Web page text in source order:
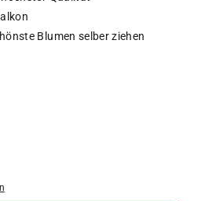
Blumen selber ziehen